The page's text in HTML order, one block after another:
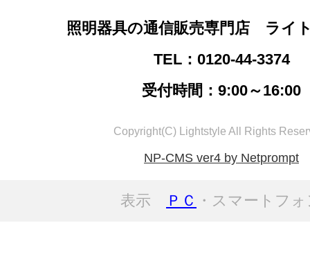
照明器具の通信販売専門店 ライ
TEL：0120-44-3374
受付時間：9:00～16:00
Copyright(C) Lightstyle All Rights
NP-CMS ver4 by Netprompt
表示 ＰＣ ・スマートフ